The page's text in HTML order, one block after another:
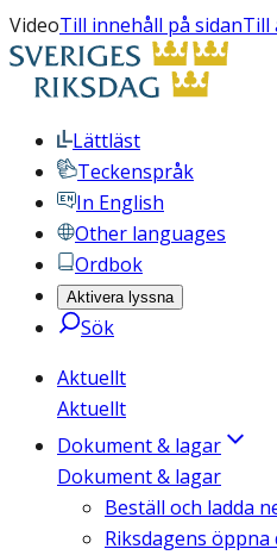
VideoTill innehåll på sidanTill
Lättläst
Teckenspråk
In English
Other languages
Ordbok
Aktivera lyssna
Sök
Aktuellt
Aktuellt
Dokument & lagar
Dokument & lagar
Beställ och ladda
Riksdagens öppna